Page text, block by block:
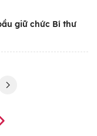
giữ chức Bí thư